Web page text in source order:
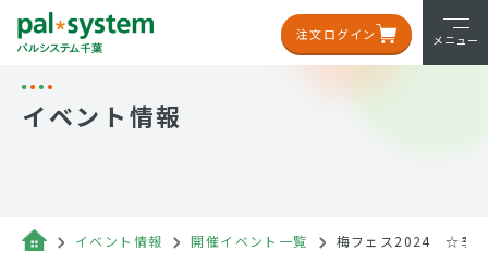
注文ログイン メニュー
イベント情報
イベント情報 開催イベント一覧 梅フェス2024 ☆季節